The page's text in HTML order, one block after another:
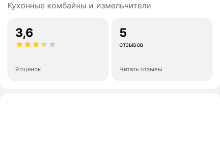
Кухонные комбайны и измельчители
3,6
9 оценок
5
отзывов
Читать отзывы